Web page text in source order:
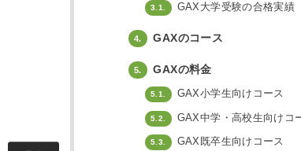
3.1. GAX大学受験の合格実績
4. GAXのコース
5. GAXの料金
5.1. GAX小学生向けコース
5.2. GAX中学・高校生向けコ
5.3. GAX既卒生向けコース